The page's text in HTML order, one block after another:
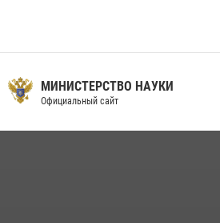
09 июля 2026, 11:58 9
МИНИСТЕРСТВО НАУКИ
Официальный сайт